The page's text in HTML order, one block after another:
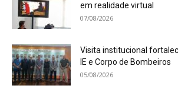
em realidade virtual
07/08/2026
Visita institucional
IE e Corpo de Bombeiros
05/08/2026